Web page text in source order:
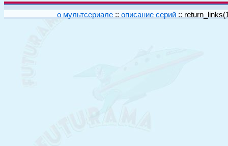
о мультсериале :: описание серий ::